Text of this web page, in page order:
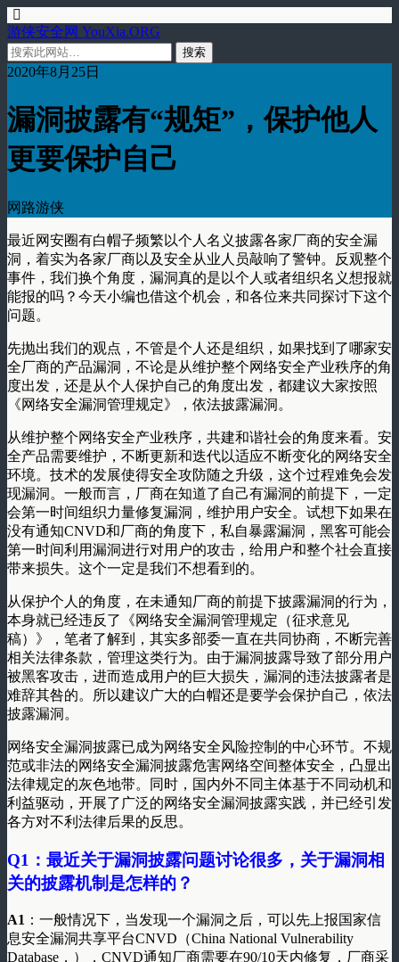
游侠安全网 YouXia.ORG
2020年8月25日
漏洞披露有“规矩”，保护他人
更要保护自己
网路游侠
最近网安圈有白帽子频繁以个人名义披露各家厂商的安全漏
洞，着实为各家厂商以及安全从业人员敲响了警钟。反观整个
事件，我们换个角度，漏洞真的是以个人或者组织名义想报就
能报的吗？今天小编也借这个机会，和各位来共同探讨下这个
问题。
先抛出我们的观点，不管是个人还是组织，如果找到了哪家安
全厂商的产品漏洞，不论是从维护整个网络安全产业秩序的角
度出发，还是从个人保护自己的角度出发，都建议大家按照
《网络安全漏洞管理规定》，依法披露漏洞。
从维护整个网络安全产业秩序，共建和谐社会的角度来看。安
全产品需要维护，不断更新和迭代以适应不断变化的网络安全
环境。技术的发展使得安全攻防随之升级，这个过程难免会发
现漏洞。一般而言，厂商在知道了自己有漏洞的前提下，一定
会第一时间组织力量修复漏洞，维护用户安全。试想下如果在
没有通知CNVD和厂商的角度下，私自暴露漏洞，黑客可能会
第一时间利用漏洞进行对用户的攻击，给用户和整个社会直接
带来损失。这个一定是我们不想看到的。
从保护个人的角度，在未通知厂商的前提下披露漏洞的行为，
本身就已经违反了《网络安全漏洞管理规定（征求意见
稿）》，笔者了解到，其实多部委一直在共同协商，不断完善
相关法律条款，管理这类行为。由于漏洞披露导致了部分用户
被黑客攻击，进而造成用户的巨大损失，漏洞的违法披露者是
难辞其咎的。所以建议广大的白帽还是要学会保护自己，依法
披露漏洞。
网络安全漏洞披露已成为网络安全风险控制的中心环节。不规
范或非法的网络安全漏洞披露危害网络空间整体安全，凸显出
法律规定的灰色地带。同时，国内外不同主体基于不同动机和
利益驱动，开展了广泛的网络安全漏洞披露实践，并已经引发
各方对不利法律后果的反思。
Q1 ：最近关于漏洞披露问题讨论很多，关于漏洞相
关的披露机制是怎样的？
A1 ：一般情况下，当发现一个漏洞之后，可以先上报国家信
息安全漏洞共享平台CNVD（China National Vulnerability
Database，），CNVD通知厂商需要在90/10天内修复，厂商采